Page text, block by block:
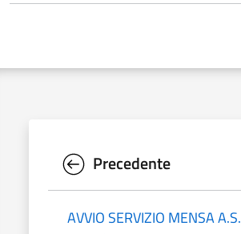
Precedente
AVVIO SERVIZIO MENSA A.S.